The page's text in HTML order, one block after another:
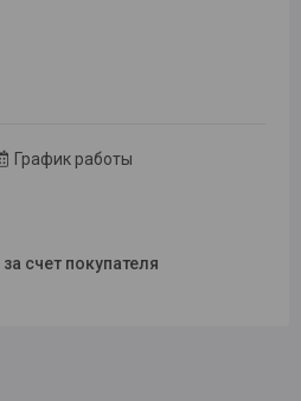
График работы
за счет покупателя